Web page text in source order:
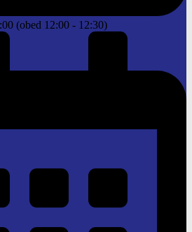
(obed 12:00 - 12:30)